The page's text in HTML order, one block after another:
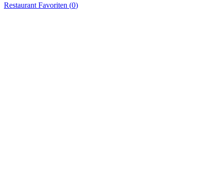
Restaurant Favoriten (0)